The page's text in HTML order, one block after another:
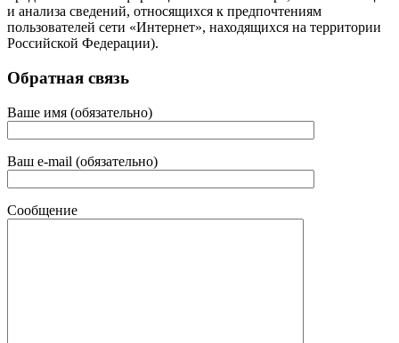
и анализа сведений, относящихся к предпочтениям
пользователей сети «Интернет», находящихся на территории
Российской Федерации).
Обратная связь
Ваше имя (обязательно)
Ваш e-mail (обязательно)
Сообщение